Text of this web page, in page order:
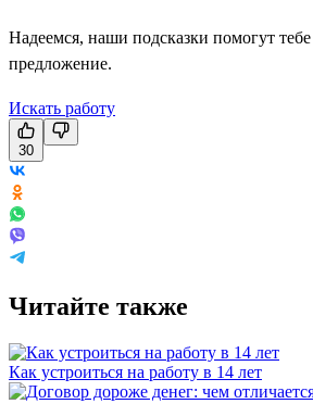
Надеемся, наши подсказки помогут
предложение.
Искать работу
30
Читайте также
Как устроиться на работу в 14 лет